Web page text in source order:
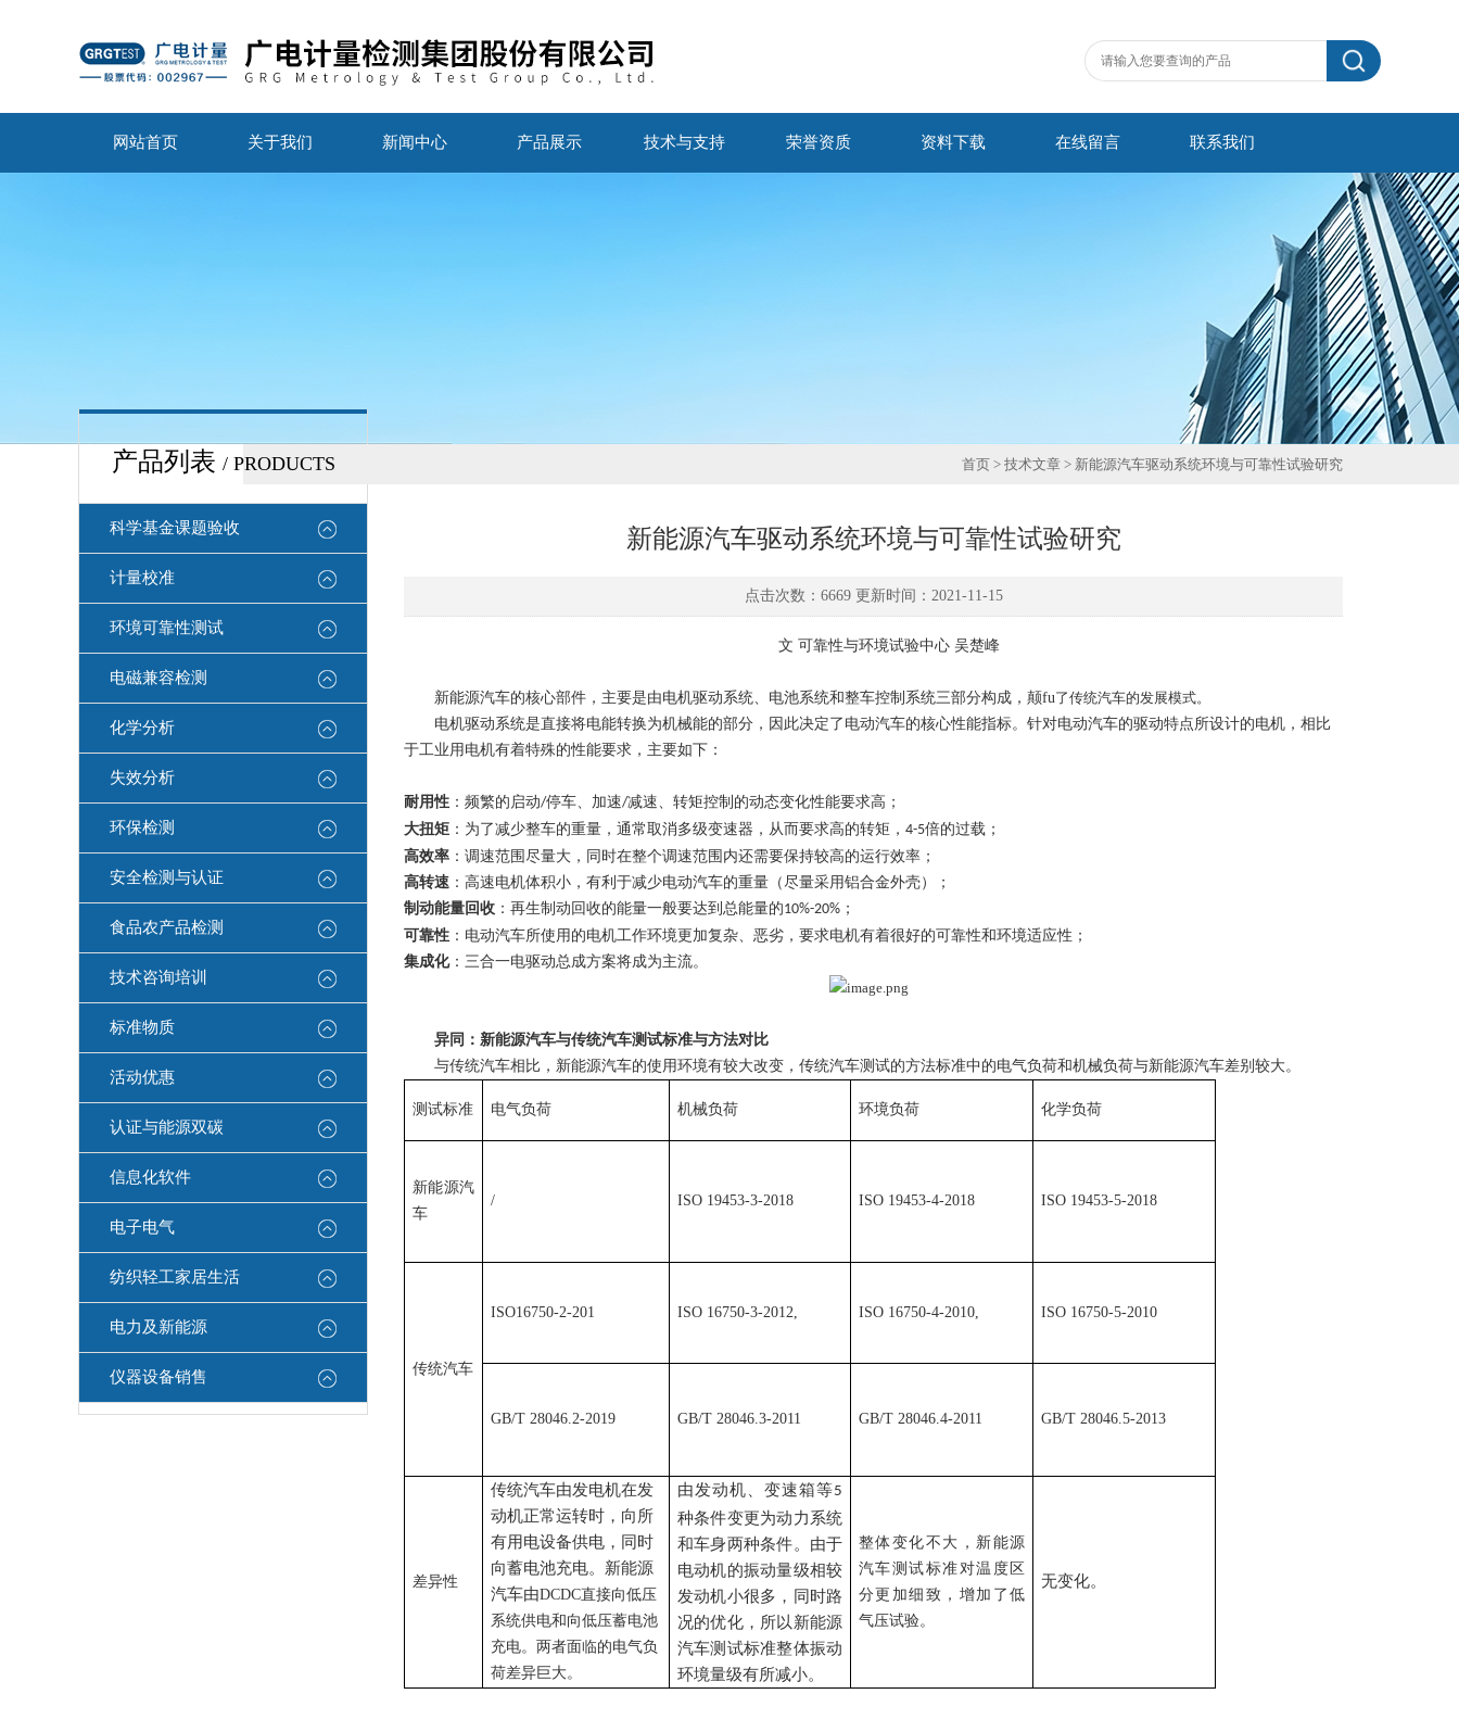
网站首页 关于我们 新闻中心 产品展示 技术与支持 荣誉资质 资料下载 在线留言 联系我们
产品列表 / PRODUCTS
科学基金课题验收
计量校准
环境可靠性测试
电磁兼容检测
化学分析
失效分析
环保检测
安全检测与认证
食品农产品检测
技术咨询培训
标准物质
活动优惠
认证与能源双碳
信息化软件
电子电气
纺织轻工家居生活
电力及新能源
仪器设备销售
首页 > 技术文章 > 新能源汽车驱动系统环境与可靠性试验研究
新能源汽车驱动系统环境与可靠性试验研究
点击次数：6669 更新时间：2021-11-15
文 可靠性与环境试验中心 吴楚峰
新能源汽车的核心部件，主要是由电机驱动系统、电池系统和整车控制系统三部分构成，颠fu了传统汽车的发展模式。
电机驱动系统是直接将电能转换为机械能的部分，因此决定了电动汽车的核心性能指标。针对电动汽车的驱动特点所设计的电机，相比
于工业用电机有着特殊的性能要求，主要如下：
耐用性 ：频繁的启动/停车、加速/减速、转矩控制的动态变化性能要求高；
大扭矩 ：为了减少整车的重量，通常取消多级变速器，从而要求高的转矩， 4-5倍的过载；
高效率 ：调速范围尽量大，同时在整个调速范围内还需要保持较高的运行效率；
高转速 ：高速电机体积小，有利于减少电动汽车的重量（尽量采用铝合金外壳）；
制动能量回收 ：再生制动回收的能量一般要达到总能量的10%-20% ；
可靠性 ：电动汽车所使用的电机工作环境更加复杂、恶劣，要求电机有着很好的可靠性和环境适应性；
集成化：三合一电驱动总成方案将成为主流。
异同：新能源汽车与传统汽车测试标准与方法对比
与传统汽车相比，新能源汽车的使用环境有较大改变，传统汽车测试的方法标准中的电气负荷和机械负荷与新能源汽车差别较大。
测试标准 电气负荷 机械负荷 环境负荷 化学负荷
新能源汽
车
/ ISO 19453-3-2018 ISO 19453-4-2018 ISO 19453-5-2018
传统汽车
ISO16750-2-201 ISO 16750-3-2012, ISO 16750-4-2010, ISO 16750-5-2010
GB/T 28046.2-2019 GB/T 28046.3-2011 GB/T 28046.4-2011 GB/T 28046.5-2013
差异性
传统汽车由发电机在发
动机正常运转时，向所
有用电设备供电，同时
向蓄电池充电。新能源
汽车由DCDC直接向低压
系统供电和向低压蓄电池
充电。两者面临的电气负
荷差异巨大。
由发动机、变速箱等5
种条件变更为动力系统
和车身两种条件。由于
电动机的振动量级相较
发动机小很多，同时路
况的优化，所以新能源
汽车测试标准整体振动
环境量级有所减小。
整体变化不大，新能源
汽车测试标准对温度区
分更加细致，增加了低
气压试验。
无变化。